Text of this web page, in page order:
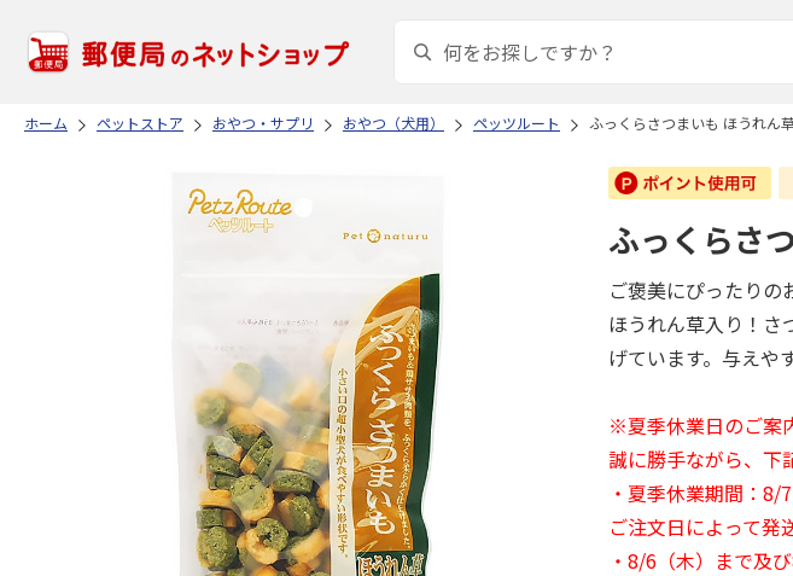
ホーム ペットストア おやつ・サプリ おやつ（犬用） ペッツルート ふっくらさつまいも ほうれん
ふっくらさ
ご褒美にぴったりの
ほうれん草入り！さ
げています。与えや
※夏季休業日のご案
誠に勝手ながら、下
・夏季休業期間：8/
ご注文日によって発
・8/6（木）まで及